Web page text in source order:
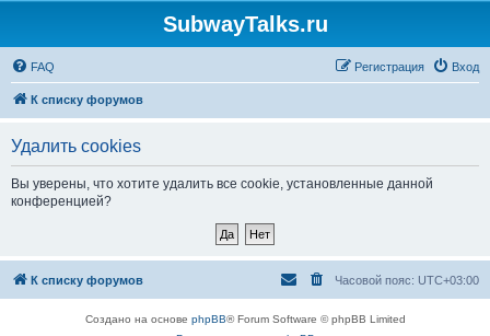
SubwayTalks.ru
FAQ Вход
Регистрация
К списку форумов
Удалить cookies
Вы уверены, что хотите удалить все cookie, установленные данной
конференцией?
К списку форумов Часовой пояс: UTC+03:00
Создано на основе phpBB® Forum Software © phpBB Limited